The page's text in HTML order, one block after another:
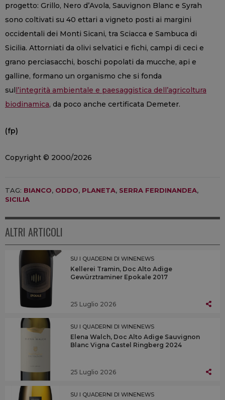
progetto: Grillo, Nero d’Avola, Sauvignon Blanc e Syrah
sono coltivati su 40 ettari a vigneto posti ai margini
occidentali dei Monti Sicani, tra Sciacca e Sambuca di
Sicilia. Attorniati da olivi selvatici e fichi, campi di ceci e
grano perciasacchi, boschi popolati da mucche, api e
galline, formano un organismo che si fonda
sull’integrità ambientale e paesaggistica dell’agricoltura
biodinamica, da poco anche certificata Demeter.
(fp)
Copyright © 2000/2026
TAG: BIANCO, ODDO, PLANETA, SERRA FERDINANDEA,
SICILIA
ALTRI ARTICOLI
SU I QUADERNI DI WINENEWS
Kellerei Tramin, Doc Alto Adige
Gewürztraminer Epokale 2017
25 Luglio 2026
SU I QUADERNI DI WINENEWS
Elena Walch, Doc Alto Adige Sauvignon
Blanc Vigna Castel Ringberg 2024
25 Luglio 2026
SU I QUADERNI DI WINENEWS